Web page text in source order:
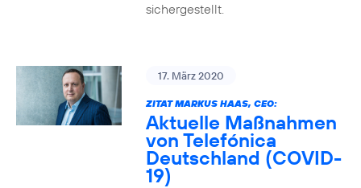
sichergestellt.
17. März 2020
ZITAT MARKUS HAAS, CEO:
Aktuelle Maßnahmen
von Telefónica
Deutschland (COVID-
19)